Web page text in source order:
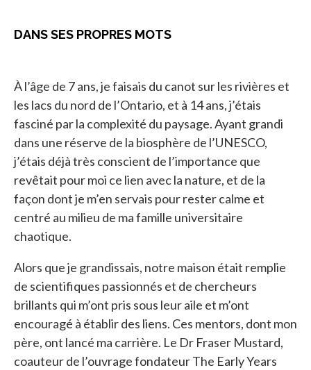
DANS SES PROPRES MOTS
À l’âge de 7 ans, je faisais du canot sur les rivières et
les lacs du nord de l’Ontario, et à 14 ans, j’étais
fasciné par la complexité du paysage. Ayant grandi
dans une réserve de la biosphère de l’UNESCO,
j’étais déjà très conscient de l’importance que
revêtait pour moi ce lien avec la nature, et de la
façon dont je m’en servais pour rester calme et
centré au milieu de ma famille universitaire
chaotique.
Alors que je grandissais, notre maison était remplie
de scientifiques passionnés et de chercheurs
brillants qui m’ont pris sous leur aile et m’ont
encouragé à établir des liens. Ces mentors, dont mon
père, ont lancé ma carrière. Le Dr Fraser Mustard,
coauteur de l’ouvrage fondateur The Early Years